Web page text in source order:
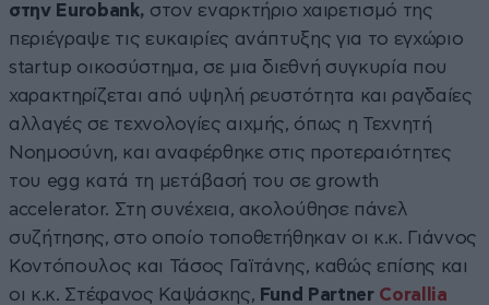
στην Eurobank, στον εναρκτήριο χαιρετισμό της
περιέγραψε τις ευκαιρίες ανάπτυξης για το εγχώριο
startup οικοσύστημα, σε μια διεθνή συγκυρία που
χαρακτηρίζεται από υψηλή ρευστότητα και ραγδαίες
αλλαγές σε τεχνολογίες αιχμής, όπως η Τεχνητή
Νοημοσύνη, και αναφέρθηκε στις προτεραιότητες
του egg κατά τη μετάβασή του σε growth
accelerator. Στη συνέχεια, ακολούθησε πάνελ
συζήτησης, στο οποίο τοποθετήθηκαν οι κ.κ. Γιάννος
Κοντόπουλος και Τάσος Γαϊτάνης, καθώς επίσης και
οι κ.κ. Στέφανος Καψάσκης, Fund Partner Corallia